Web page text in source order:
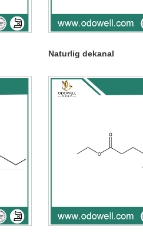
Naturlig dekanal